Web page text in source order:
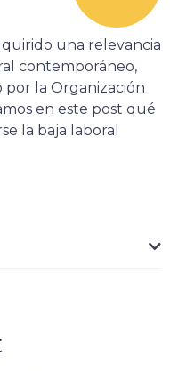
una relevancia
contemporáneo,
la Organización
en este post qué
la baja laboral